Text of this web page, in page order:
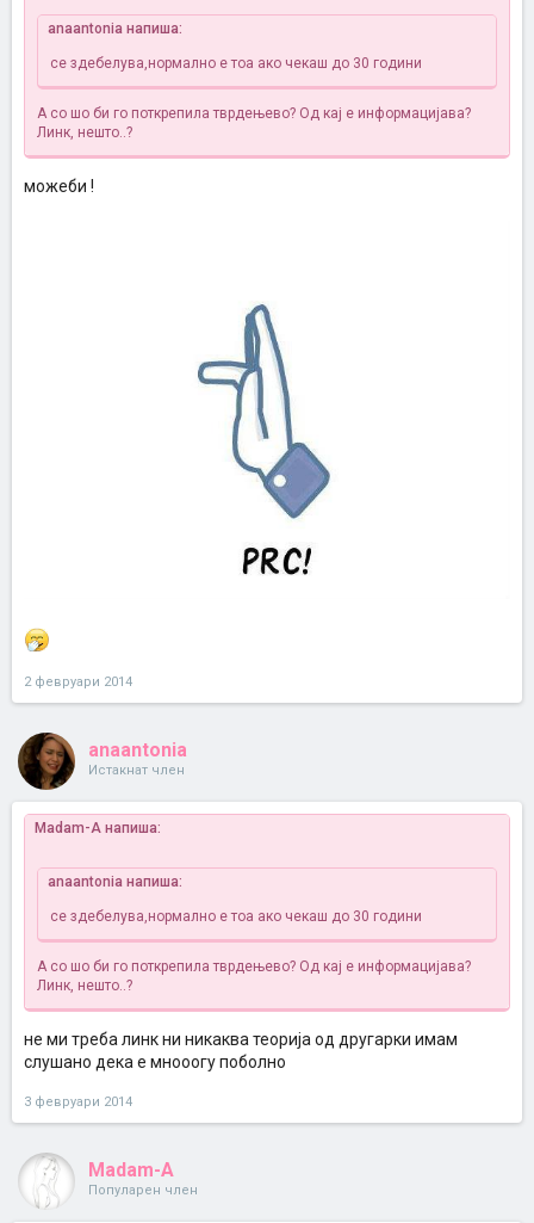
anaantonia напиша:
се здебелува,нормално е тоа ако чекаш до 30 години
А со шо би го поткрепила тврдењево? Од кај е информацијава?
Линк, нешто..?
можеби !
2 февруари 2014
anaantonia
Истакнат член
Madam-A напиша:
anaantonia напиша:
се здебелува,нормално е тоа ако чекаш до 30 години
А со шо би го поткрепила тврдењево? Од кај е информацијава?
Линк, нешто..?
не ми треба линк ни никаква теорија од другарки имам
слушано дека е мнооогу поболно
3 февруари 2014
Madam-A
Популарен член